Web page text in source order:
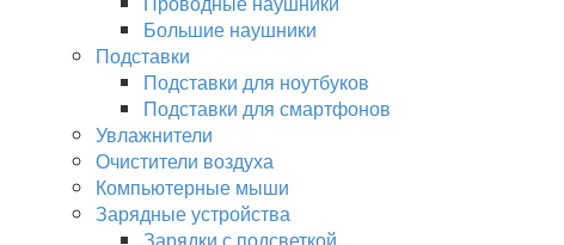
Большие наушники
Подставки
Подставки для ноутбуков
Подставки для смартфонов
Увлажнители
Очистители воздуха
Компьютерные мыши
Зарядные устройства